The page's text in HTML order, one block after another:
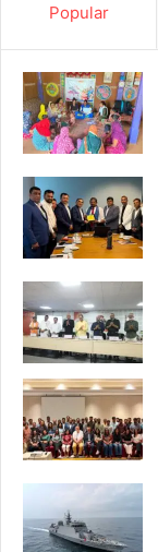
Popular